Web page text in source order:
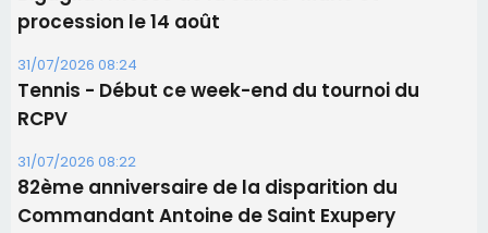
Commandant Antoine de Saint Exupery
Les plus lus
Satine Nomary est la nouvelle Miss Corse 2026
Éclipse du 12 août : la Corse aux premières loges
d'un spectacle qui ne reviendra pas avant 2081